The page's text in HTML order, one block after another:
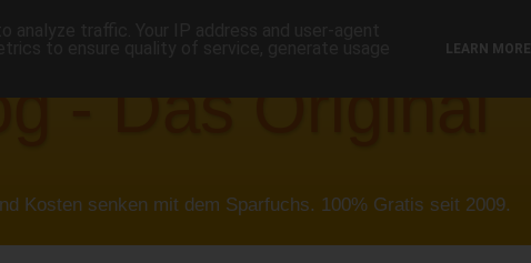
- Das Original
Kosten senken mit dem Sparfuchs. 100% Gratis seit 2009.
LEARN MORE